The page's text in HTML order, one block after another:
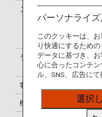
ご利用便名の確認
され
す。
ラウンジのご利用 ラウ
のご
客室乗務員
機内サービス 吉祥
パーソナライ
このクッキーは、
り快適にするため
データに基づき、
心に合ったコンテン
ル、SNS、広告にて
選択